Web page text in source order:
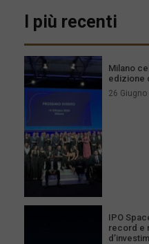
I più recenti
Milano
edizione
26 Giugno
IPO
record e